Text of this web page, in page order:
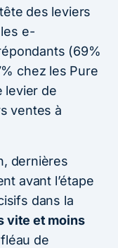
des leviers
e-
(69%
chez les Pure
levier de
ventes à
dernières
avant l’étape
dans la
vite et moins
de